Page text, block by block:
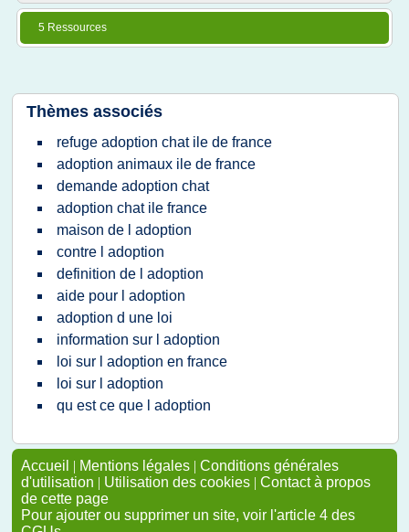
5 Ressources
Thèmes associés
refuge adoption chat ile de france
adoption animaux ile de france
demande adoption chat
adoption chat ile france
maison de l adoption
contre l adoption
definition de l adoption
aide pour l adoption
adoption d une loi
information sur l adoption
loi sur l adoption en france
loi sur l adoption
qu est ce que l adoption
Accueil | Mentions légales | Conditions générales
d'utilisation | Utilisation des cookies | Contact à propos
de cette page
Pour ajouter ou supprimer un site, voir l'article 4 des